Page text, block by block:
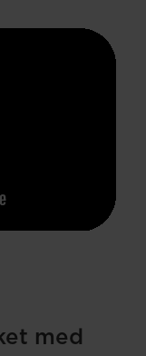
med